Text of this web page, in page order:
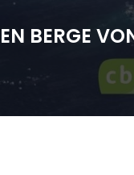
BERGE